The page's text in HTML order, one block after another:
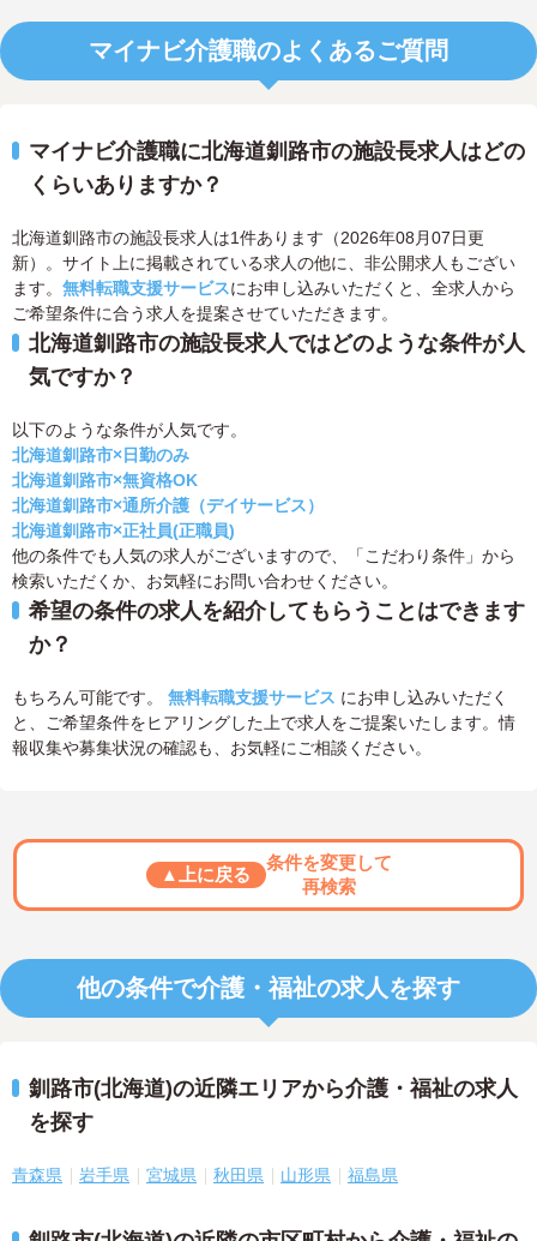
マイナビ介護職のよくあるご質問
マイナビ介護職に北海道釧路市の施設長求人はどの
くらいありますか？
北海道釧路市の施設長求人は1件あります（2026年08月07日更
新）。サイト上に掲載されている求人の他に、非公開求人もござい
ます。 無料転職支援サービスにお申し込みいただくと、全求人から
ご希望条件に合う求人を提案させていただきます。
北海道釧路市の施設長求人ではどのような条件が人
気ですか？
以下のような条件が人気です。
北海道釧路市×日勤のみ
北海道釧路市×無資格OK
北海道釧路市×通所介護（デイサービス）
北海道釧路市×正社員(正職員)
他の条件でも人気の求人がございますので、「こだわり条件」から
検索いただくか、お気軽にお問い合わせください。
希望の条件の求人を紹介してもらうことはできます
か？
もちろん可能です。 無料転職支援サービス にお申し込みいただく
と、ご希望条件をヒアリングした上で求人をご提案いたします。情
報収集や募集状況の確認も、お気軽にご相談ください。
▲上に戻る
条件を変更して
再検索
他の条件で介護・福祉の求人を探す
釧路市(北海道)の近隣エリアから介護・福祉の求人
を探す
青森県 岩手県 宮城県 秋田県 山形県 福島県